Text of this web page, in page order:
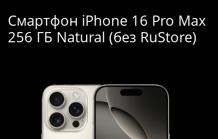
Смартфон iPhone 16 Pro Max
256 ГБ Natural (без RuStore)